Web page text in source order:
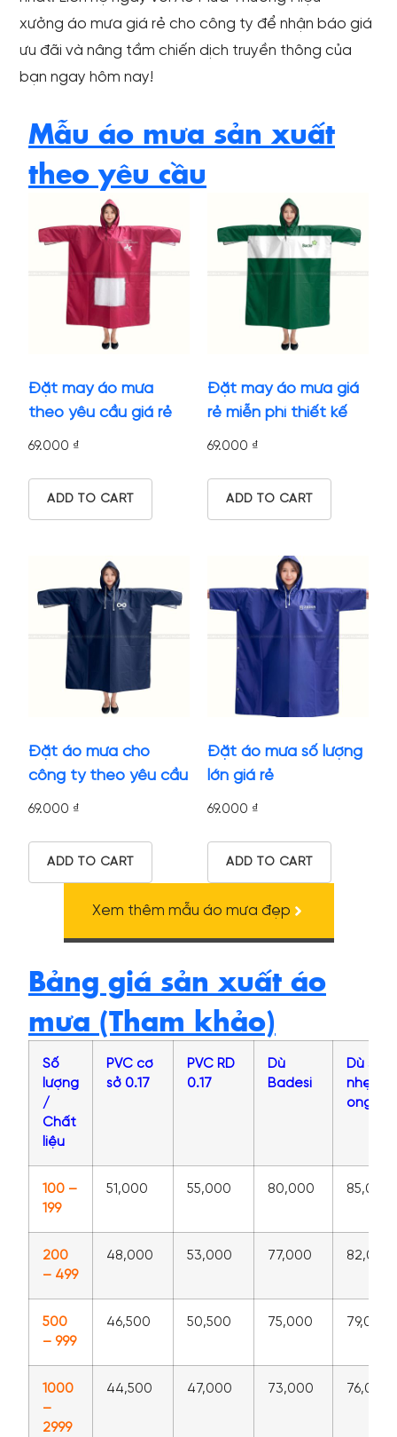
xưởng áo mưa giá rẻ cho công ty để nhận báo giá
ưu đãi và nâng tầm chiến dịch truyền thông của
bạn ngay hôm nay!
Mẫu áo mưa sản xuất
theo yêu cầu
Đặt may áo mưa
theo yêu cầu giá rẻ
69.000 ₫
ADD TO CART
Đặt may áo mưa giá
rẻ miễn phí thiết kế
69.000 ₫
ADD TO CART
Đặt áo mưa cho
công ty theo yêu cầu
69.000 ₫
ADD TO CART
Đặt áo mưa số lượng
lớn giá rẻ
69.000 ₫
ADD TO CART
Xem thêm mẫu áo mưa đẹp
Bảng giá sản xuất áo
mưa (Tham khảo)
Số
lượng
/
Chất
liệu
PVC cơ
sở 0.17
PVC RD
0.17
Dù
Badesi
Dù siêu
nhẹ tổ
ong
100 –
199
51,000 55,000 80,000 85,000
200
– 499
48,000 53,000 77,000 82,000
500
– 999
46,500 50,500 75,000 79,000
1000
–
2999
44,500 47,000 73,000 76,000